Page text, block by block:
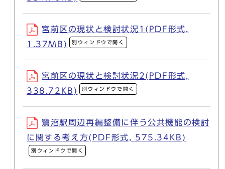
宮前区の現状と検討状況1(PDF形式,
1.37MB)
別ウィンドウで開く
宮前区の現状と検討状況2(PDF形式,
338.72KB)
別ウィンドウで開く
鷺沼駅周辺再編整備に伴う公共機能の検討
に関する考え方(PDF形式, 575.34KB)
別ウィンドウで開く